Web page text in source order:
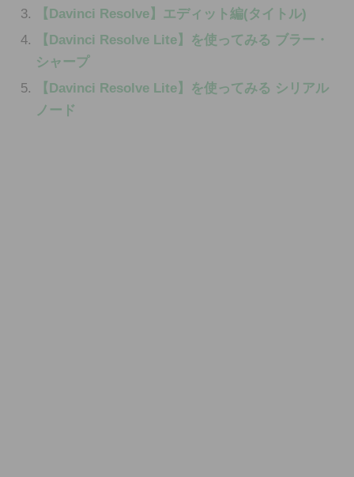
【Davinci Resolve】エディット編(タイトル)
【Davinci Resolve Lite】を使ってみる ブラー・
シャープ
【Davinci Resolve Lite】を使ってみる シリアル
ノード